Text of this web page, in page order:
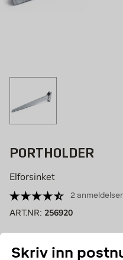
Skriv inn
PORTHOLDER
Elforsinket
2 anmeldelser
ART.NR: 256920
port eller dør. Bøylen